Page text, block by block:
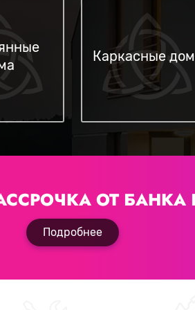
Каркасные
ОТ БАНКА
Подробнее